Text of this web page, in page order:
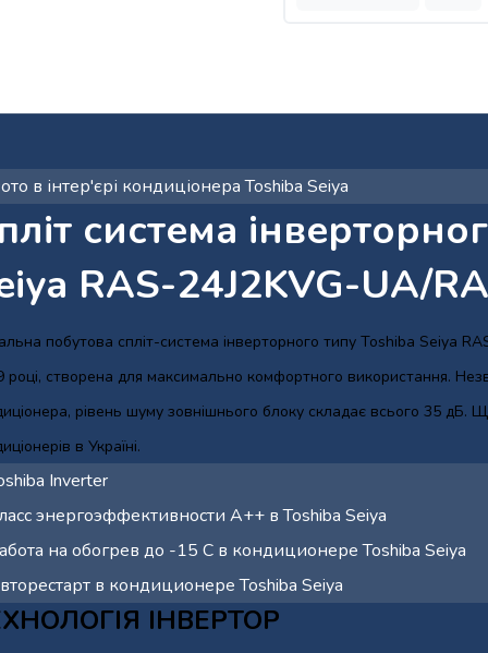
система
RAS-24J2KVG-UA/
побутова спліт-система інверторного типу Toshiba Seiya
році, створена для максимально комфортного використання.
рівень шуму зовнішнього блоку складає всього 35 дБ.
в Україні.
ІНВЕРТОР